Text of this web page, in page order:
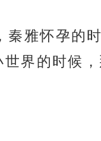
雅怀孕的
界的时候